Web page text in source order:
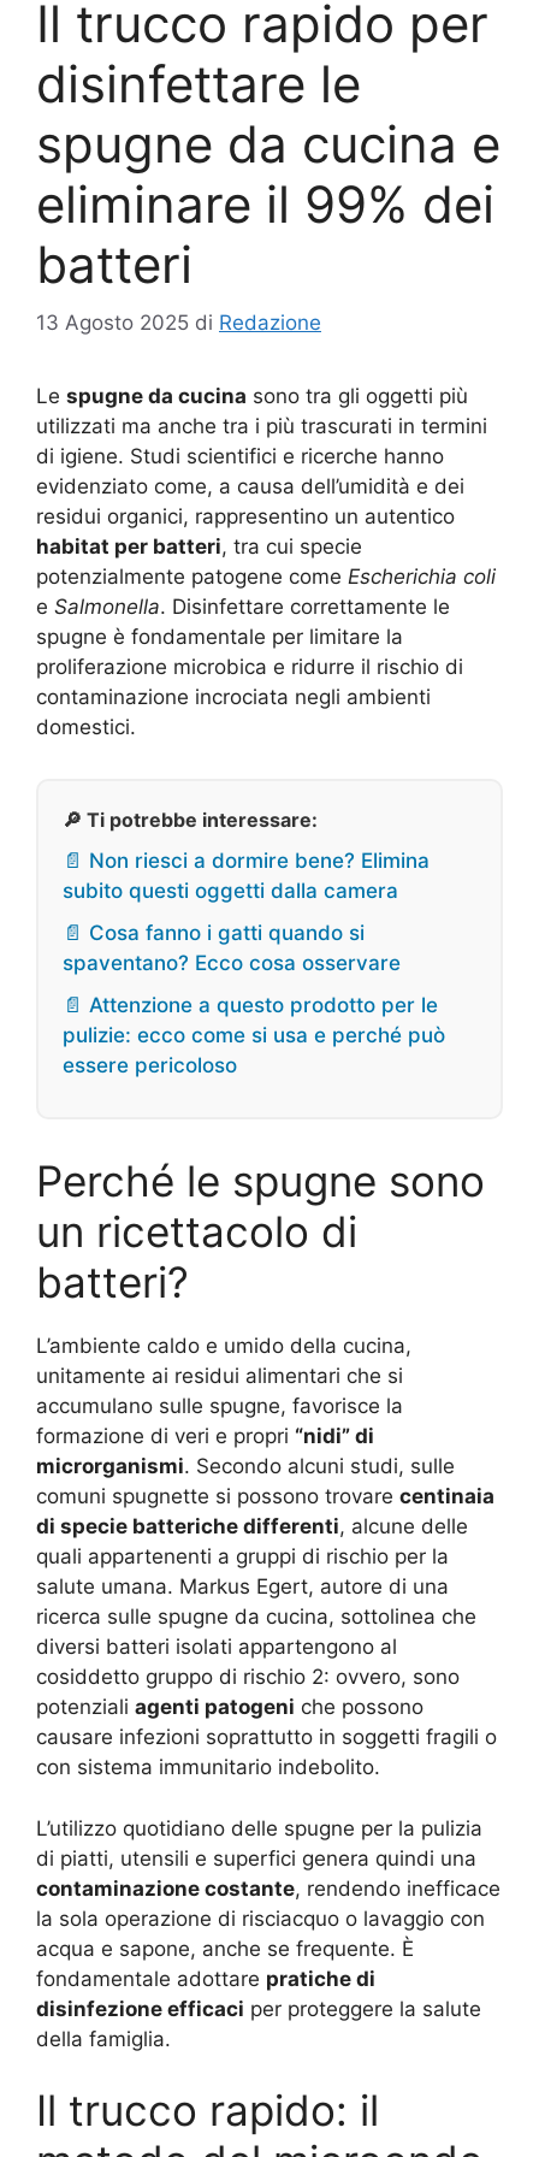
Il trucco rapido per
disinfettare le
spugne da cucina e
eliminare il 99% dei
batteri
13 Agosto 2025 di Redazione
Le spugne da cucina sono tra gli oggetti più
utilizzati ma anche tra i più trascurati in termini
di igiene. Studi scientifici e ricerche hanno
evidenziato come, a causa dell’umidità e dei
residui organici, rappresentino un autentico
habitat per batteri, tra cui specie
potenzialmente patogene come Escherichia coli
e Salmonella. Disinfettare correttamente le
spugne è fondamentale per limitare la
proliferazione microbica e ridurre il rischio di
contaminazione incrociata negli ambienti
domestici.
🔎 Ti potrebbe interessare:
📄 Non riesci a dormire bene? Elimina
subito questi oggetti dalla camera
📄 Cosa fanno i gatti quando si
spaventano? Ecco cosa osservare
📄 Attenzione a questo prodotto per le
pulizie: ecco come si usa e perché può
essere pericoloso
Perché le spugne sono
un ricettacolo di
batteri?
L’ambiente caldo e umido della cucina,
unitamente ai residui alimentari che si
accumulano sulle spugne, favorisce la
formazione di veri e propri “nidi” di
microrganismi. Secondo alcuni studi, sulle
comuni spugnette si possono trovare centinaia
di specie batteriche differenti, alcune delle
quali appartenenti a gruppi di rischio per la
salute umana. Markus Egert, autore di una
ricerca sulle spugne da cucina, sottolinea che
diversi batteri isolati appartengono al
cosiddetto gruppo di rischio 2: ovvero, sono
potenziali agenti patogeni che possono
causare infezioni soprattutto in soggetti fragili o
con sistema immunitario indebolito.
L’utilizzo quotidiano delle spugne per la pulizia
di piatti, utensili e superfici genera quindi una
contaminazione costante, rendendo inefficace
la sola operazione di risciacquo o lavaggio con
acqua e sapone, anche se frequente. È
fondamentale adottare pratiche di
disinfezione efficaci per proteggere la salute
della famiglia.
Il trucco rapido: il